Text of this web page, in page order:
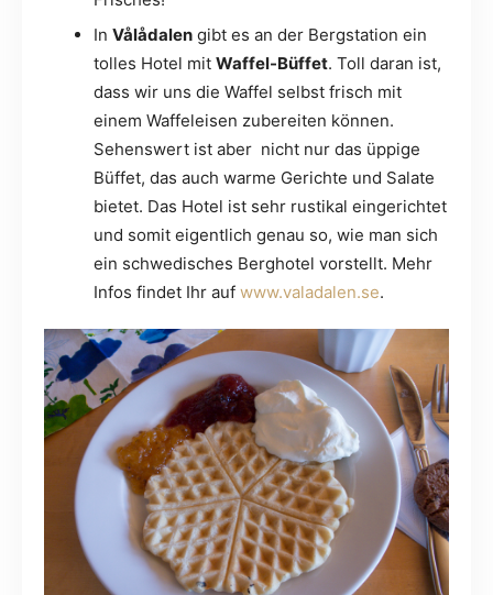
In Vålådalen gibt es an der Bergstation ein
tolles Hotel mit Waffel-Büffet. Toll daran ist,
dass wir uns die Waffel selbst frisch mit
einem Waffeleisen zubereiten können.
Sehenswert ist aber nicht nur das üppige
Büffet, das auch warme Gerichte und Salate
bietet. Das Hotel ist sehr rustikal eingerichtet
und somit eigentlich genau so, wie man sich
ein schwedisches Berghotel vorstellt. Mehr
Infos findet Ihr auf www.valadalen.se.